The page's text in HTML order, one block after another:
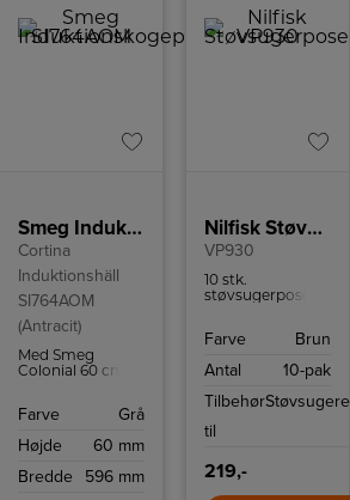
Smeg Induktionskogeplade SI764AOM
Cortina
Induktionshäll
SI764AOM
(Antracit)
Med Smeg
Colonial 60 cm
du tilberede mad
takket være 4
og flere intuitive
Farve
Grå
Højde
60 mm
Bredde
596 mm
Nilfisk Støvsugerposer
VP930
10 stk.
støvsugerposer
GD930.
Farve
Brun
Antal
10-pak
Tilbehør
til
Støvsugere
219,-